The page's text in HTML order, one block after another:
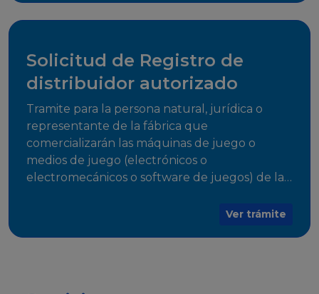
Solicitud de Registro de
distribuidor autorizado
Tramite para la persona natural, jurídica o
representante de la fábrica que
comercializarán las máquinas de juego o
medios de juego (electrónicos o
electromecánicos o software de juegos) de las
Ver trámite